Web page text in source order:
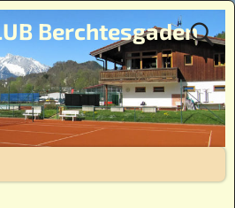
Berchtesgaden